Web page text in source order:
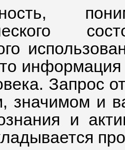
информация
Запрос
значимом и
и